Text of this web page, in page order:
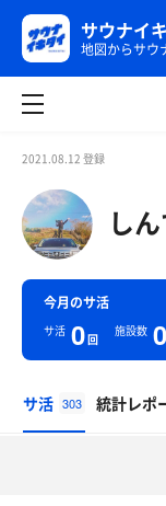
サウナイ
地図からサウ
2021.08.12 登録
し
今月のサ活
サ活 0回
施設数 0
サ活 303 統計レポ